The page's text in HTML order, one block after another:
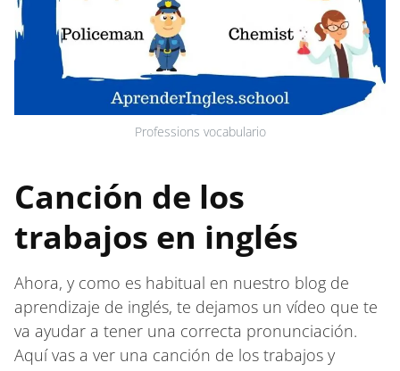
Professions vocabulario
Canción de los
trabajos en inglés
Ahora, y como es habitual en nuestro blog de
aprendizaje de inglés, te dejamos un vídeo que te
va ayudar a tener una correcta pronunciación.
Aquí vas a ver una canción de los trabajos y